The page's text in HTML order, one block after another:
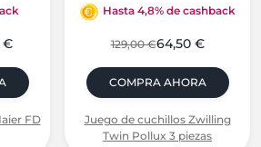
€
FD
Hasta 4,8% de cashback
129,00 €64,50 €
COMPRA AHORA
Juego de cuchillos Zwilling
Twin Pollux 3 piezas